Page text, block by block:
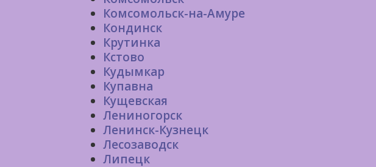
Комсомольск-на-Амуре
Кондинск
Крутинка
Кстово
Кудымкар
Купавна
Кущевская
Лениногорск
Ленинск-Кузнецк
Лесозаводск
Липецк